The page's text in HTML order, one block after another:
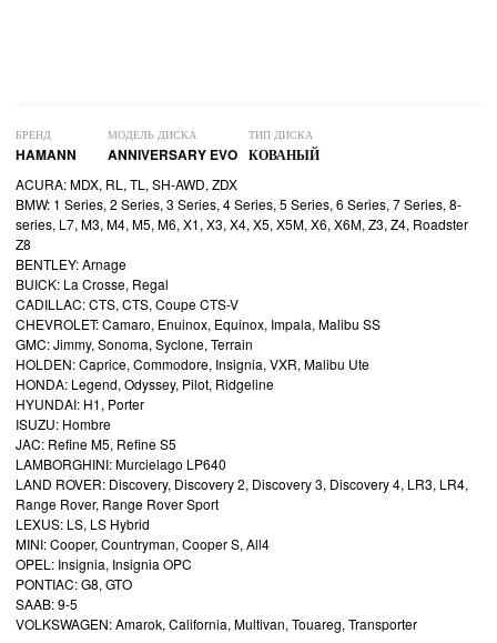
БРЕНД
HAMANN
МОДЕЛЬ ДИСКА
ANNIVERSARY EVO
ТИП ДИСКА
КОВАНЫЙ
ACURA: MDX, RL, TL, SH-AWD, ZDX
BMW: 1 Series, 2 Series, 3 Series, 4 Series, 5 Series, 6 Series, 7 Series, 8-
series, L7, M3, M4, M5, M6, X1, X3, X4, X5, X5M, X6, X6M, Z3, Z4, Roadster
Z8
BENTLEY: Arnage
BUICK: La Crosse, Regal
CADILLAC: CTS, CTS, Coupe CTS-V
CHEVROLET: Camaro, Enuinox, Equinox, Impala, Malibu SS
GMC: Jimmy, Sonoma, Syclone, Terrain
HOLDEN: Caprice, Commodore, Insignia, VXR, Malibu Ute
HONDA: Legend, Odyssey, Pilot, Ridgeline
HYUNDAI: H1, Porter
ISUZU: Hombre
JAC: Refine M5, Refine S5
LAMBORGHINI: Murcielago LP640
LAND ROVER: Discovery, Discovery 2, Discovery 3, Discovery 4, LR3, LR4,
Range Rover, Range Rover Sport
LEXUS: LS, LS Hybrid
MINI: Cooper, Countryman, Cooper S, All4
OPEL: Insignia, Insignia OPC
PONTIAC: G8, GTO
SAAB: 9-5
VOLKSWAGEN: Amarok, California, Multivan, Touareg, Transporter